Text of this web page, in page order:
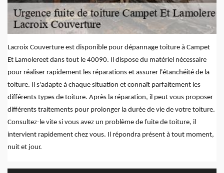
Lacroix Couverture est disponible pour dépannage toiture à Campet
Et Lamolereet dans tout le 40090. Il dispose du matériel nécessaire
pour réaliser rapidement les réparations et assurer l'étanchéité de la
toiture. Il s'adapte à chaque situation et connaît parfaitement les
différents types de toiture. Après la réparation, il peut vous proposer
différents traitements pour prolonger la durée de vie de votre toiture.
Consultez-le vite si vous avez un problème de fuite de toiture, il
intervient rapidement chez vous. Il répondra présent à tout moment,
nuit et jour.